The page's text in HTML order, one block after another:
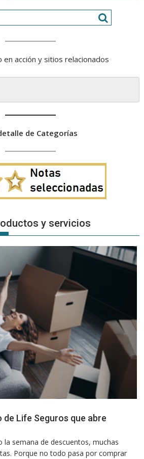
en acción y sitios relacionados
de Categorías
y servicios
de Life Seguros que abre
la semana de descuentos, muchas
Porque no todo pasa por comprar